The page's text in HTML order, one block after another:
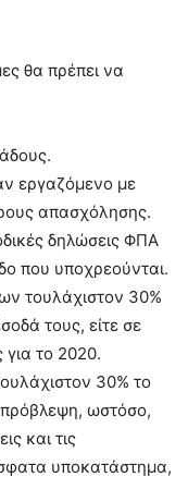
θα πρέπει να
εργαζόμενο με
απασχόλησης.
δηλώσεις ΦΠΑ
που υποχρεούνται.
τουλάχιστον 30%
τους, είτε σε
το 2020.
30% το
πρόβλεψη, ωστόσο,
και τις
υποκατάστημα,